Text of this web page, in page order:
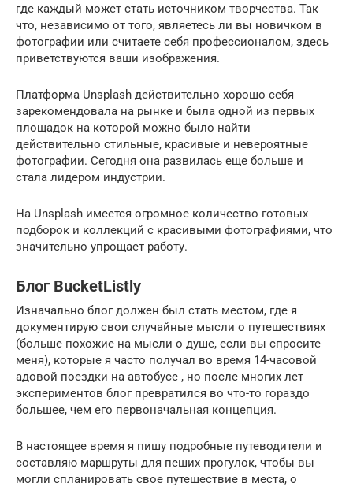
где каждый может стать источником творчества. Так
что, независимо от того, являетесь ли вы новичком в
фотографии или считаете себя профессионалом, здесь
приветствуются ваши изображения.
Платформа Unsplash действительно хорошо себя
зарекомендовала на рынке и была одной из первых
площадок на которой можно было найти
действительно стильные, красивые и невероятные
фотографии. Сегодня она развилась еще больше и
стала лидером индустрии.
На Unsplash имеется огромное количество готовых
подборок и коллекций с красивыми фотографиями, что
значительно упрощает работу.
Блог BucketListly
Изначально блог должен был стать местом, где я
документирую свои случайные мысли о путешествиях
(больше похожие на мысли о душе, если вы спросите
меня), которые я часто получал во время 14-часовой
адовой поездки на автобусе , но после многих лет
экспериментов блог превратился во что-то гораздо
большее, чем его первоначальная концепция.
В настоящее время я пишу подробные путеводители и
составляю маршруты для пеших прогулок, чтобы вы
могли спланировать свое путешествие в места, о